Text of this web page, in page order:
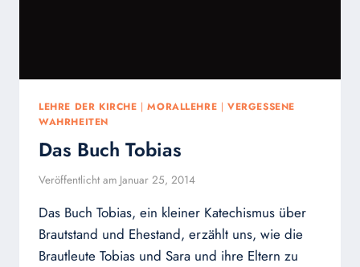
LEHRE DER KIRCHE |MORALLEHRE |VERGESSENE
WAHRHEITEN
Das Buch Tobias
Veröffentlicht am Januar 25, 2014
Das Buch Tobias, ein kleiner Katechismus über
Brautstand und Ehestand, erzählt uns, wie die
Brautleute Tobias und Sara und ihre Eltern zu